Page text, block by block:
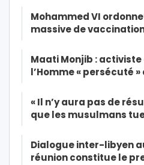
Mohammed VI
massive de
Maati Monjib :
l’Homme « persécuté
« Il n’y aura pas de
que les musulmans
Dialogue inter-libyen
réunion constitue le